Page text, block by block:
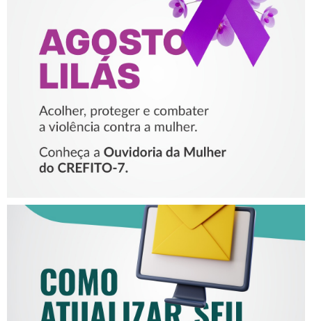
AGOSTO LILÁS – ACOLHER,
PROTEGER E COMBATER A
VIOLÊNCIA CONTRA A
MULHER
COMO ATUALIZAR SEU E-